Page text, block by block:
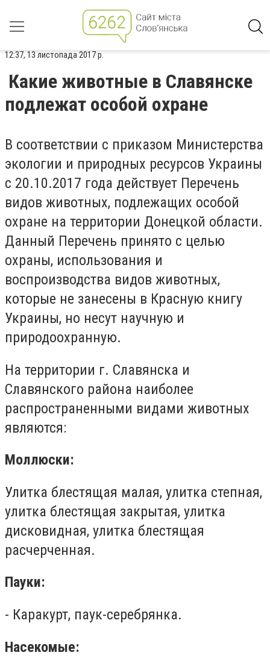
12:37, 13 листопада 2017 р.
Какие животные в Славянске
подлежат особой охране
В соответствии с приказом Министерства
экологии и природных ресурсов Украины
с 20.10.2017 года действует Перечень
видов животных, подлежащих особой
охране на территории Донецкой области.
Данный Перечень принято с целью
охраны, использования и
воспроизводства видов животных,
которые не занесены в Красную книгу
Украины, но несут научную и
природоохранную.
На территории г. Славянска и
Славянского района наиболее
распространенными видами животных
являются:
Моллюски:
Улитка блестящая малая, улитка степная,
улитка блестящая закрытая, улитка
дисковидная, улитка блестящая
расчерченная.
Пауки:
- Каракурт, паук-серебрянка.
Насекомые: